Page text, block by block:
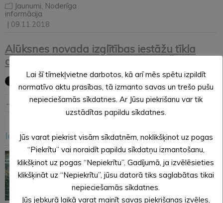
Jaunumi Noderīga
informācija
| 09.11.2018
Alūksnes novada izglītības iestāžu tīkla
darba grupas ziņojums pieejams ŠEIT
← Iepriekšējā ziņa Nākošā ziņa →
Iesakām arī šo < >
Lai šī tīmekļvietne darbotos, kā arī mēs spētu izpildīt
normatīvo aktu prasības, tā izmanto savas un trešo pušu
nepieciešamās sīkdatnes. Ar Jūsu piekrišanu var tik
uzstādītas papildu sīkdatnes.
Jūs varat piekrist visām sīkdatnēm, noklikšķinot uz pogas
“Piekrītu” vai noraidīt papildu sīkdatņu izmantošanu,
klikšķinot uz pogas “Nepiekrītu”. Gadījumā, ja izvēlēsieties
klikšķināt uz “Nepiekrītu”, jūsu datorā tiks saglabātas tikai
nepieciešamās sīkdatnes.
Jūs jebkurā laikā varat mainīt savas piekrišanas izvēles,